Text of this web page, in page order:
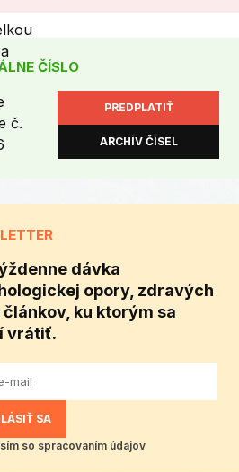
ČÍSLO
PREDPLATIŤ
ARCHÍV ČÍSEL
dávka
opory, zdravých
článkov, ku ktorým sa
vrátiť.
SA
so spracovaním údajov